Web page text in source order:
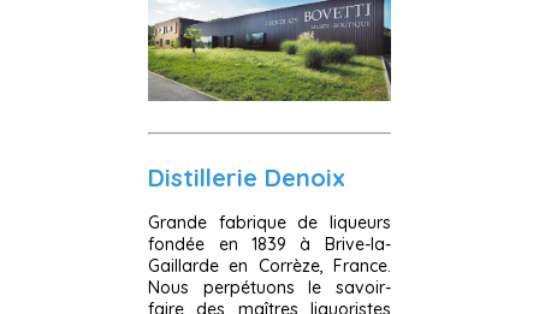
Distillerie Denoix
Grande fabrique de liqueurs
fondée en 1839 à Brive-la-
Gaillarde en Corrèze, France.
Nous perpétuons le savoir-
faire des maîtres liquoristes